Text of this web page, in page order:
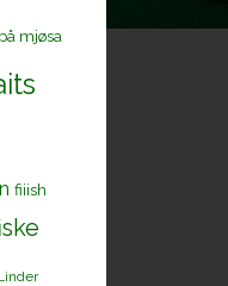
mjøsa
fiiish